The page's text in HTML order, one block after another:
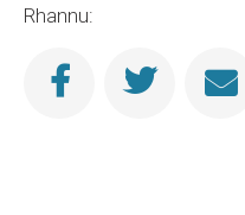
Rhannu: